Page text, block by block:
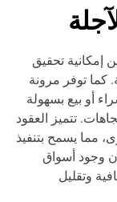
تحقيق
توفر مرونة
بيع بسهولة
تتميز العقود
يسمح بتنفيذ
أسواق